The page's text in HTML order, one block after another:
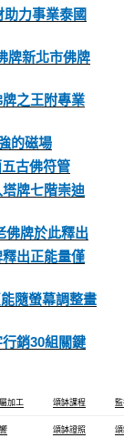
力事業泰國
牌新北市佛牌
之王附專業
的磁場
古佛符管
牌七階崇迪
佛牌於此釋出
出正能量僅
隨螢幕調整畫
銷30組關鍵
加工 頌缽課程
頌缽證照